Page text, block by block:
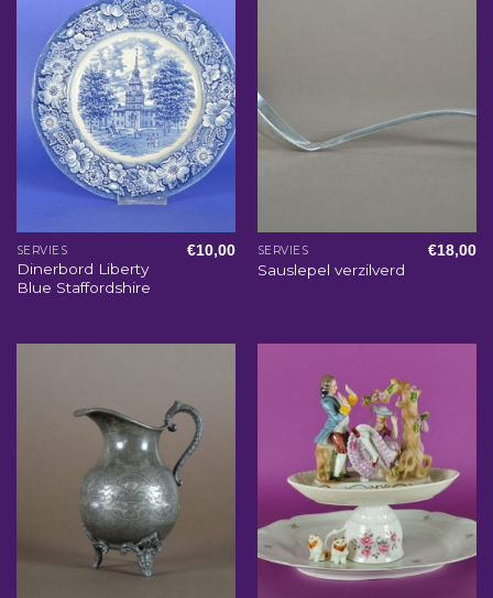
SERVIES
Dinerbord Liberty
Blue Staffordshire
€10,00 SERVIES
Sauslepel verzilverd
€18,00